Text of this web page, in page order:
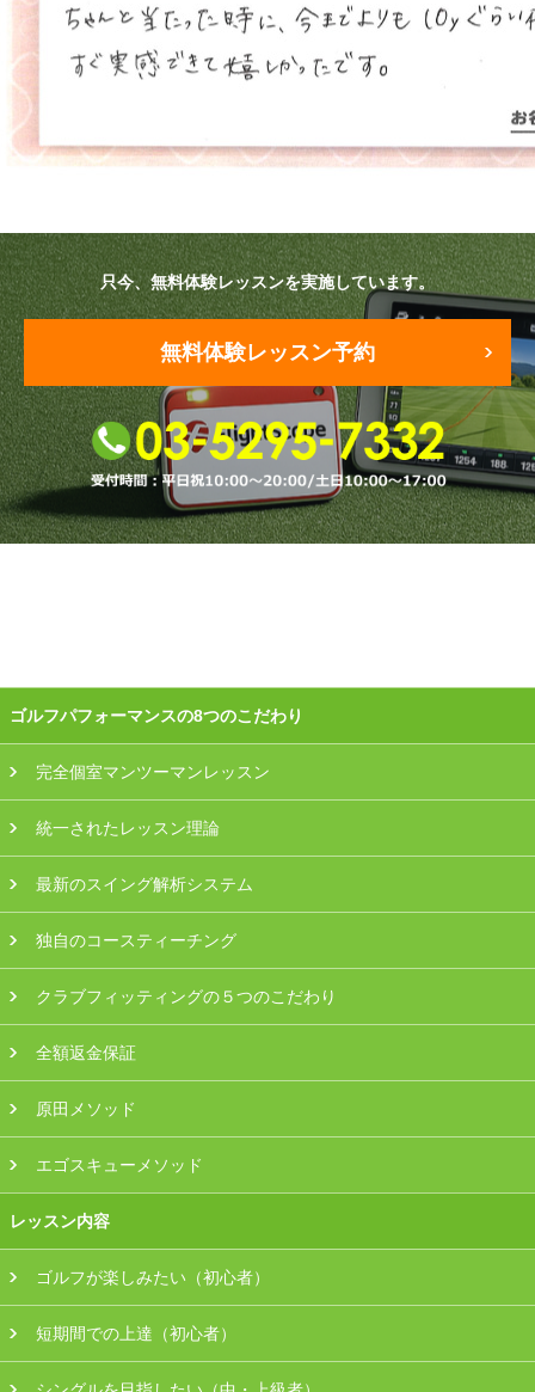
受講生の声
採用情報
会員様ログイン
只今、無料体験レッスンを実施しています。
無料体験レッスン予約
ゴルフパフォーマンスの8つのこだわり
完全個室マンツーマンレッスン
統一されたレッスン理論
最新のスイング解析システム
独自のコースティーチング
クラブフィッティングの５つのこだわり
全額返金保証
原田メソッド
エゴスキューメソッド
レッスン内容
ゴルフが楽しみたい（初心者）
短期間での上達（初心者）